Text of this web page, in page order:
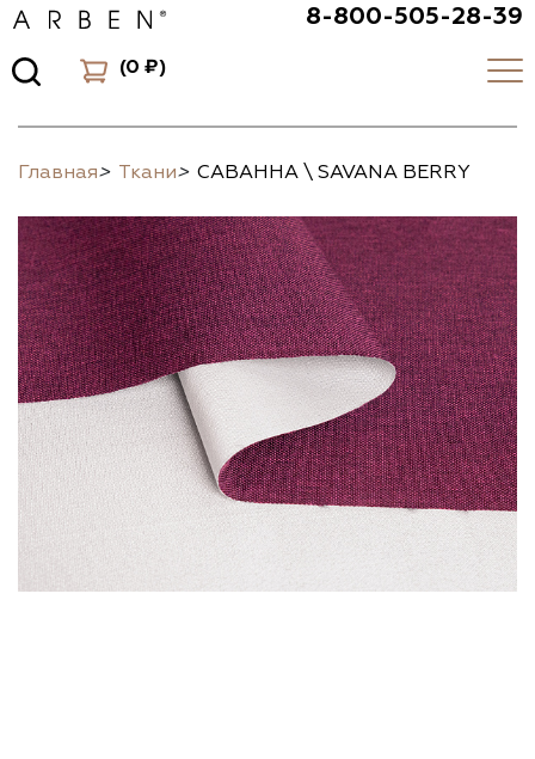
8-800-505-28-39
(0 ₽)
Главная> Ткани> САВАННА \ SAVANA BERRY